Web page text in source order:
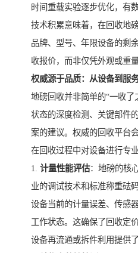
时间重载实验逐步优化，有
技术积累意味着，在回收地
品牌、型号、年限设备的剩
收报价，而非仅凭外观或重
权威源于品质：从设备到服
地磅回收并非简单的“一收
状态的深度检测、关键部件
案的建议。权威的回收平台
在回收过程中对设备进行专业
1. 计量性能评估：地磅的核
业的调试技术和标准称重砝
设备当前的计量误差、传感
工作状态。这确保了回收定
设备再流通或拆件利用提供了